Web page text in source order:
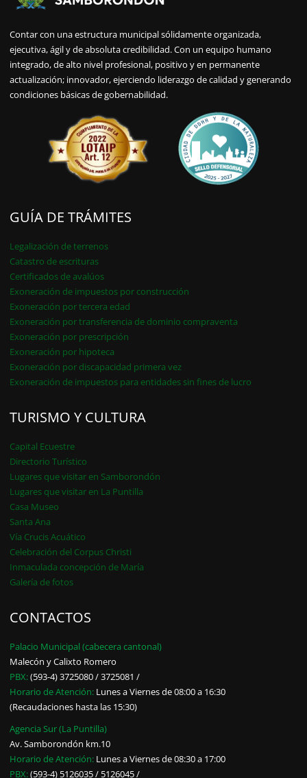
Contar con una estructura municipal sólidamente organizada,
ejecutiva, ágil y de absoluta credibilidad. Con un equipo humano
integrado, de alto nivel profesional, positivo y en permanente
actualización; innovador, ejerciendo liderazgo de calidad y generando
condiciones básicas de gobernabilidad.
GUÍA DE TRÁMITES
Legalización de terrenos
Catastro de escrituras
Certificados de avalúos
Exoneración de impuestos por construcción
Exoneración por tercera edad
Exoneración por transferencia de dominio compraventa
Exoneración por prescripción
Exoneración por hipoteca
Exoneración por discapacidad primera vez
Exoneración de impuestos para entidades sin fines de lucro
TURISMO Y CULTURA
Capital Ecuestre
Directorio Turístico
Lugares que visitar en Samborondón
Lugares que visitar en La Puntilla
Casa Museo
Santa Ana
Vía Crucis Acuático
Celebración del Corpus Christi
Inmaculada concepción de María
Galería de fotos
CONTACTOS
Palacio Municipal (cabecera cantonal)
Malecón y Calixto Romero
PBX:(593-4) 3725080 / 3725081 /
Horario de Atención: Lunes a Viernes de 08:00 a 16:30
(Recaudaciones hasta las 15:30)
Agencia Sur (La Puntilla)
Av. Samborondón km.10
Horario de Atención: Lunes a Viernes de 08:30 a 17:00
PBX:(593-4) 5126035 / 5126045 /